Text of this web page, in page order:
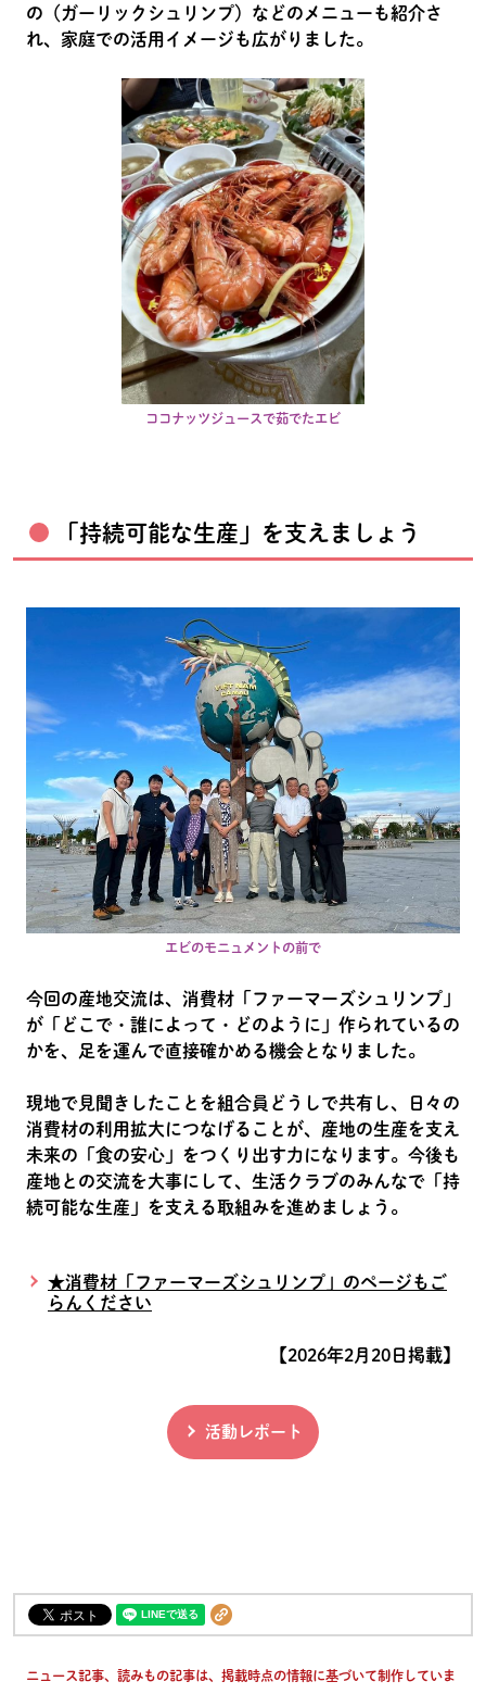
の（ガーリックシュリンプ）などのメニューも紹介さ
れ、家庭での活用イメージも広がりました。
ココナッツジュースで茹でたエビ
「持続可能な生産」を支えましょう
エビのモニュメントの前で
今回の産地交流は、消費材「ファーマーズシュリンプ」
が「どこで・誰によって・どのように」作られているの
かを、足を運んで直接確かめる機会となりました。
現地で見聞きしたことを組合員どうしで共有し、日々の
消費材の利用拡大につなげることが、産地の生産を支え
未来の「食の安心」をつくり出す力になります。今後も
産地との交流を大事にして、生活クラブのみんなで「持
続可能な生産」を支える取組みを進めましょう。
★消費材「ファーマーズシュリンプ」のページもご
らんください
【2026年2月20日掲載】
活動レポート
ニュース記事、読みもの記事は、掲載時点の情報に基づいて制作していま